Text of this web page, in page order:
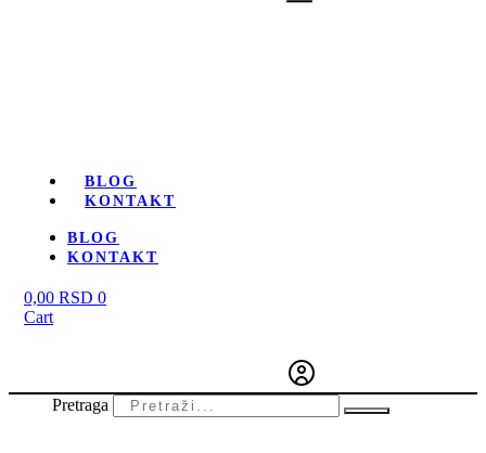
BLOG
KONTAKT
BLOG
KONTAKT
0,00 RSD 0
Cart
Pretraga